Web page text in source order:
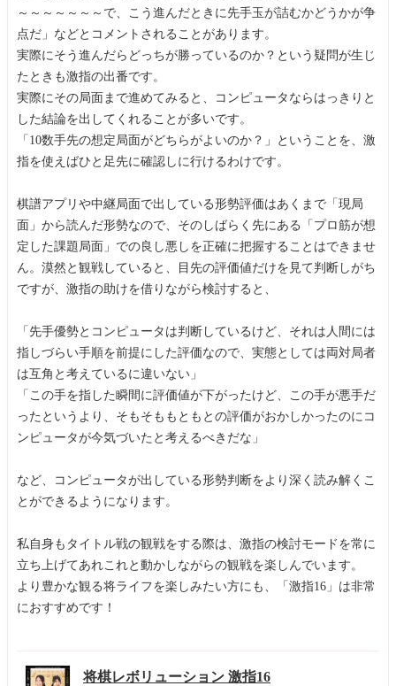
～～～～～～～で、こう進んだときに先手玉が詰むかどうかが争
点だ」などとコメントされることがあります。
実際にそう進んだらどっちが勝っているのか？という疑問が生じ
たときも激指の出番です。
実際にその局面まで進めてみると、コンピュータならはっきりと
した結論を出してくれることが多いです。
「10数手先の想定局面がどちらがよいのか？」ということを、激
指を使えばひと足先に確認しに行けるわけです。
棋譜アプリや中継局面で出している形勢評価はあくまで「現局
面」から読んだ形勢なので、そのしばらく先にある「プロ筋が想
定した課題局面」での良し悪しを正確に把握することはできませ
ん。漠然と観戦していると、目先の評価値だけを見て判断しがち
ですが、激指の助けを借りながら検討すると、
「先手優勢とコンピュータは判断しているけど、それは人間には
指しづらい手順を前提にした評価なので、実態としては両対局者
は互角と考えているに違いない」
「この手を指した瞬間に評価値が下がったけど、この手が悪手だ
ったというより、そもそももともとの評価がおかしかったのにコ
ンピュータが今気づいたと考えるべきだな」
など、コンピュータが出している形勢判断をより深く読み解くこ
とができるようになります。
私自身もタイトル戦の観戦をする際は、激指の検討モードを常に
立ち上げてあれこれと動かしながらの観戦を楽しんでいます。
より豊かな観る将ライフを楽しみたい方にも、「激指16」は非常
におすすめです！
将棋レボリューション 激指16